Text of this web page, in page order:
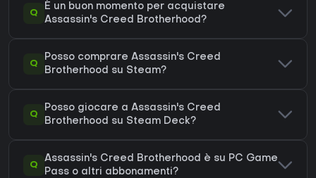
Q
È un buon momento per acquistare
Assassin's Creed Brotherhood?
Q
Posso comprare Assassin's Creed
Brotherhood su Steam?
Q
Posso giocare a Assassin's Creed
Brotherhood su Steam Deck?
Q
Assassin's Creed Brotherhood è su PC Game
Pass o altri abbonamenti?